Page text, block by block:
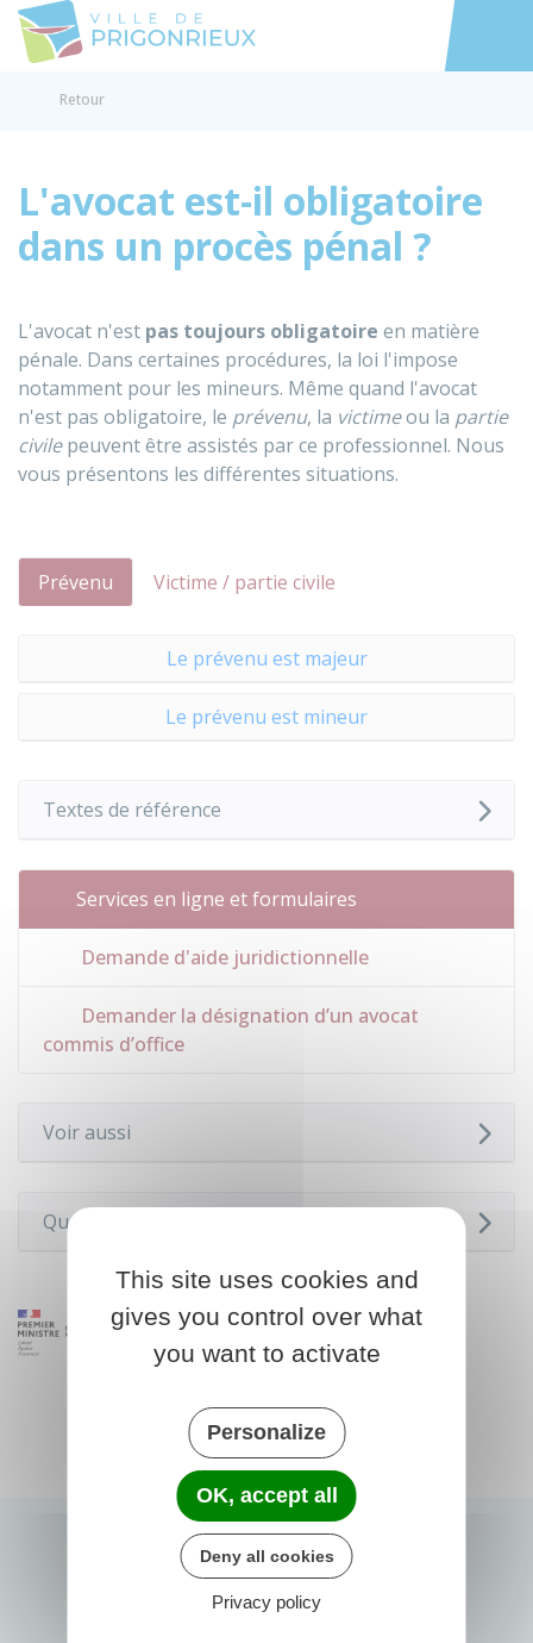
Accéder
Retour
L'avocat est-il obligatoire
dans un procès pénal ?
L'avocat n'est pas toujours obligatoire en matière
pénale. Dans certaines procédures, la loi l'impose
notamment pour les mineurs. Même quand l'avocat
n'est pas obligatoire, le prévenu, la victimeou la partie
civilepeuvent être assistés par ce professionnel. Nous
vous présentons les différentes situations.
Prévenu Victime / partie civile
Le prévenu est majeur
Le prévenu est mineur
Textes de référence
Services en ligne et formulaires
Demande d'aide juridictionnelle
Demander la désignation d’un avocat
commis d’office
Voir aussi
Questions ? Réponses !
This site uses cookies and
gives you control over what
you want to activate
Personalize
OK, accept all
Deny all cookies
Privacy policy